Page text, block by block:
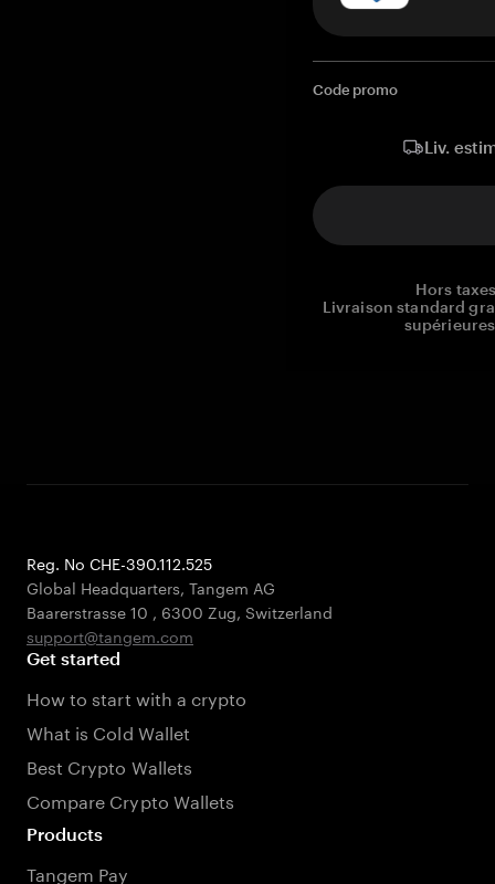
Code promo
Liv.
Hors
Livraison standard
Reg. No CHE-390.112.525
Global Headquarters, Tangem AG
Baarerstrasse 10 , 6300 Zug, Switzerland
support@tangem.com
Get started
How to start with a crypto
What is Cold Wallet
Best Crypto Wallets
Compare Crypto Wallets
Products
Tangem Pay